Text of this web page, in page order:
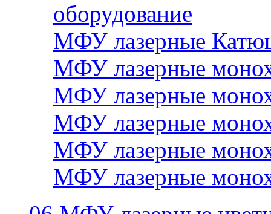
оборудование
МФУ лазерные
МФУ лазерные
МФУ лазерные
МФУ лазерные
МФУ лазерные
МФУ лазерные